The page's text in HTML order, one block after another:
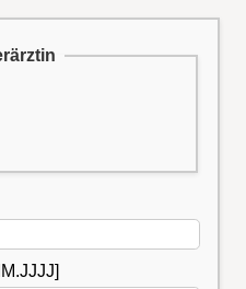
[TT.MM.JJJJ]